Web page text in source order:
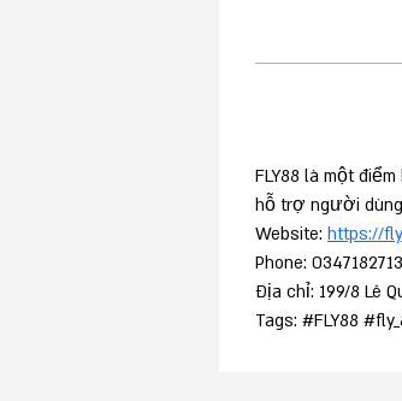
FLY88 là một
hỗ trợ người
Website: https://
Phone: 0347182713
Địa chỉ: 199/8 Lê
Tags: #FLY88